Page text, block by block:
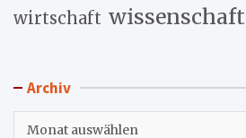
wirtschaft wissenschaft
Archiv